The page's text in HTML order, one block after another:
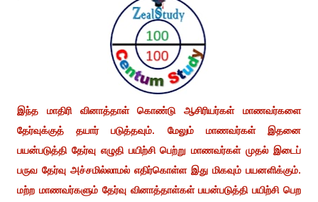
இந்த மாதிரி வினாத்தாள் கொண்டு ஆசிரியர்கள் மாணவர்களை
தேர்வுக்குத் தயார் படுத்தவும். மேலும் மாணவர்கள் இதனை
பயன்படுத்தி தேர்வு எழுதி பயிற்சி பெற்று மாணவர்கள் முதல் இடைப்
பருவ தேர்வு அச்சமில்லாமல் எதிர்கொள்ள இது மிகவும் பயனளிக்கும்.
மற்ற மாணவர்களும் தேர்வு வினாத்தாள்கள் பயன்படுத்தி பயிற்சி பெற